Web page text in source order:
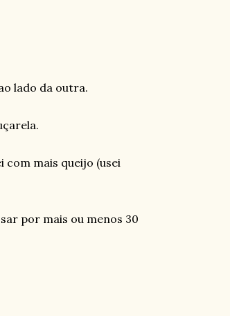
lado da outra.
com mais queijo (usei
por mais ou menos 30